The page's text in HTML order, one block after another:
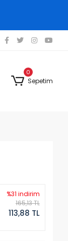
0
Sepetim
%31 indirim
165,13 TL
113,88 TL